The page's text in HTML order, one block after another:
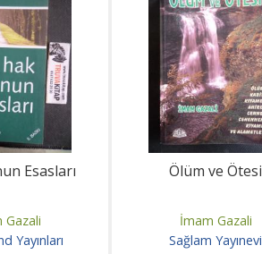
Esasları
Gazali
Yayınları
Ölüm ve Ötesi
İmam Gazali
Sağlam Yayınevi